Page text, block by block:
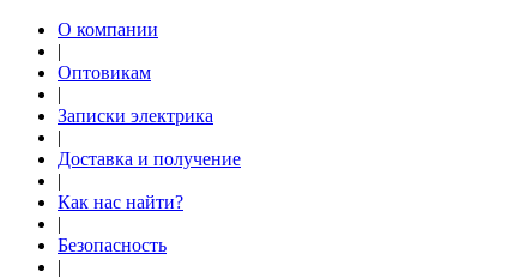
О компании
|
Оптовикам
|
Записки электрика
|
Доставка и получение
|
Как нас найти?
|
Безопасность
|